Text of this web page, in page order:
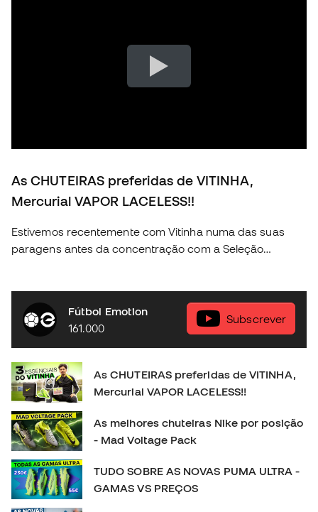
As CHUTEIRAS preferidas de VITINHA,
Mercurial VAPOR LACELESS!!
Estivemos recentemente com Vitinha numa das suas
paragens antes da concentração com a Seleção
seleção. Descobre a nova coleção Nike Football na tua
loja Fútbol Emotion mas perto de ti, ou então na nossa
loja online em 🛒 https://www.futbolemotion.com/pt
#nikefootball #nikemercurial #vitinha
Fútbol Emotion
161.000
Subscrever
As CHUTEIRAS preferidas de VITINHA,
Mercurial VAPOR LACELESS!!
As melhores chuteiras Nike por posição
- Mad Voltage Pack
TUDO SOBRE AS NOVAS PUMA ULTRA -
GAMAS VS PREÇOS